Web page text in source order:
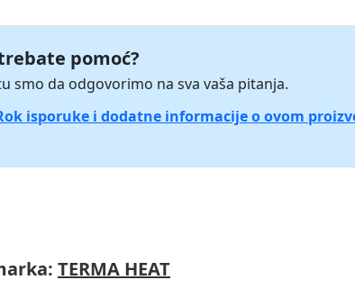
pomoć?
smo da odgovorimo na sva vaša pitanja.
isporuke i dodatne informacije o ovom
TERMA HEAT